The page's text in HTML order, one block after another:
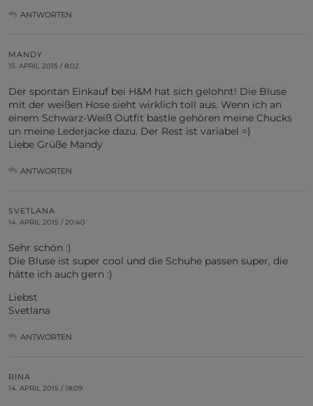
ANTWORTEN
MANDY
15. APRIL 2015 / 8:02
Der spontan Einkauf bei H&M hat sich gelohnt! Die Bluse
mit der weißen Hose sieht wirklich toll aus. Wenn ich an
einem Schwarz-Weiß Outfit bastle gehören meine Chucks
un meine Lederjacke dazu. Der Rest ist variabel =)
Liebe Grüße Mandy
ANTWORTEN
SVETLANA
14. APRIL 2015 / 20:40
Sehr schön :)
Die Bluse ist super cool und die Schuhe passen super, die
hätte ich auch gern :)
Liebst
Svetlana
ANTWORTEN
RINA
14. APRIL 2015 / 18:09